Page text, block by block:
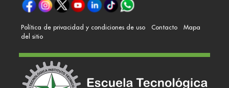
Política de privacidad y condiciones de uso Contacto
Mapa
del sitio